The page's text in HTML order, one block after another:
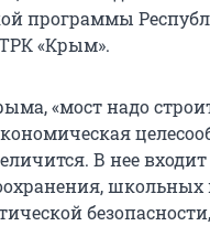
программы
«Крым».
«мост надо
В нее